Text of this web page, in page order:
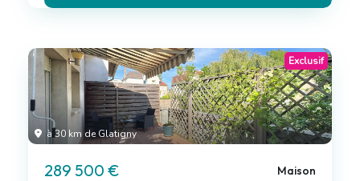
à 30 km de Glatigny
Exclusif
289 500 € Maison